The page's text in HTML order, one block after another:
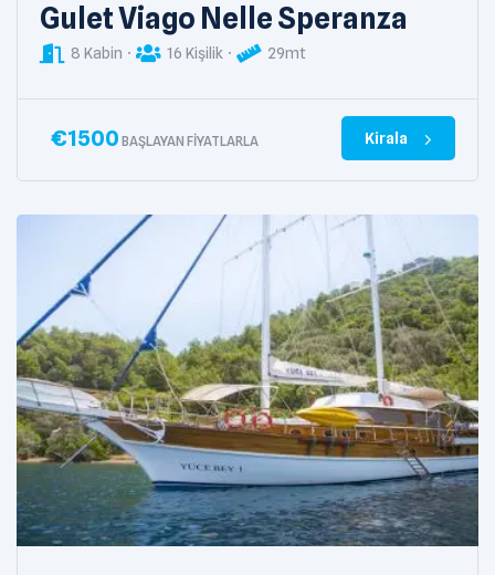
Gulet Viago Nelle Speranza
8 Kabin 16 Kişilik 29mt
€1500 BAŞLAYAN FIYATLARLA Kirala